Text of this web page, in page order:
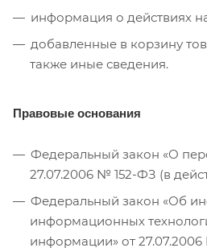
информация о действиях
добавленные в корзину
также иные сведения.
Правовые основания
Федеральный закон «О
27.07.2006 № 152-ФЗ (в
Федеральный закон «Об
информационных
информации» от